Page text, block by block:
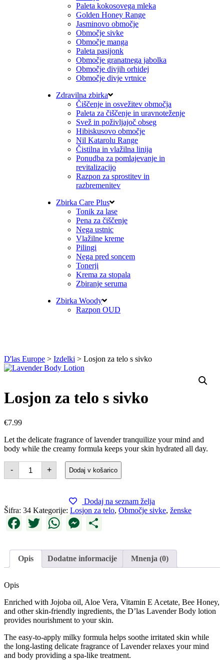
Paleta kokosovega mleka
Golden Honey Range
Jasminovo območje
Območje sivke
Območje manga
Paleta pasijonk
Območje granatnega jabolka
Območje divjih orhidej
Območje divje vrtnice
Zdravilna zbirka
Čiščenje in osvežitev območja
Paleta za čiščenje in uravnoteženje
Svež in poživljajoč obseg
Hibiskusovo območje
Nil Katarolu Range
Čistilna in vlažilna linija
Ponudba za pomlajevanje in
revitalizacijo
Razpon za sprostitev in
razbremenitev
Zbirka Care Plus
Tonik za lase
Pena za čiščenje
Nega ustnic
Vlažilne kreme
Pilingi
Nega pred soncem
Tonerji
Krema za stopala
Zbiranje seruma
Zbirka Woody
Razpon OUD
D'las Europe > Izdelki > Losjon za telo s sivko
Losjon za telo s sivko
€7.99
Let the delicate fragrance of lavender tranquilize your mind and
body while the creamy formula keeps your skin hydrated all day.
-
Lavender
Body
Lotion
+ Dodaj v košarico
Dodaj na seznam želja
Šifra: 34 Kategorije: Losjon za telo, Območje sivke, ženske
Facebook
TwitterWhatsApp
Messenger
Opis Dodatne informacije Mnenja (0)
Opis
Enriched with Jojoba oil, Aloe Vera, Vitamin E Acetate, Bee Honey,
and other skin-friendly ingredients, the D’las Lavender Body lotion
provides nourishment to your skin.
The easy-to-apply milky formula helps soothe irritated skin while
the long-lasting delicate fragrance of Lavender relaxes your mind
and body providing a spa-like treatment.